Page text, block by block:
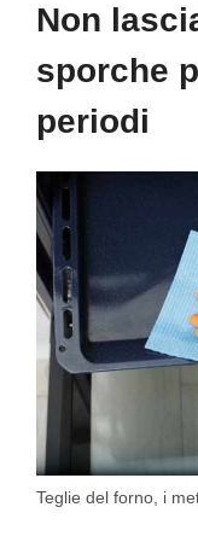
Non
sporche
periodi
Teglie del forno, i